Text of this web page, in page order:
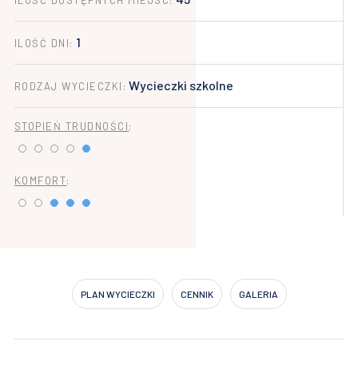
ILOŚĆ DNI: 1
RODZAJ WYCIECZKI: Wycieczki szkolne
STOPIEŃ TRUDNOŚCI:
KOMFORT:
PLAN WYCIECZKI CENNIK GALERIA